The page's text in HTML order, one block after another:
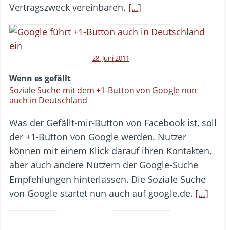
Vertragszweck vereinbaren. […]
28. Juni 2011
Wenn es gefällt
Soziale Suche mit dem +1-Button von Google nun
auch in Deutschland
Was der Gefällt-mir-Button von Facebook ist, soll
der +1-Button von Google werden. Nutzer
können mit einem Klick darauf ihren Kontakten,
aber auch andere Nutzern der Google-Suche
Empfehlungen hinterlassen. Die Soziale Suche
von Google startet nun auch auf google.de. […]